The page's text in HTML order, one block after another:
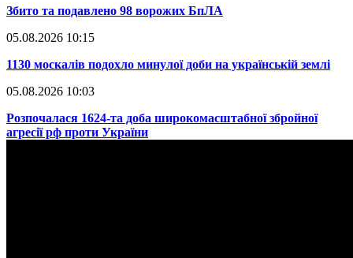
​Збито та подавлено 98 ворожих БпЛА
05.08.2026 10:15
​1130 москалів подохло минулої доби на українській землі
05.08.2026 10:03
​Розпочалася 1624-та доба широкомасштабної збройної
агресії рф проти України